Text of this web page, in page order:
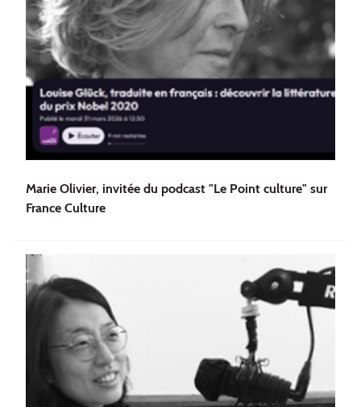
Marie Olivier, invitée du podcast "Le Point culture" sur
France Culture